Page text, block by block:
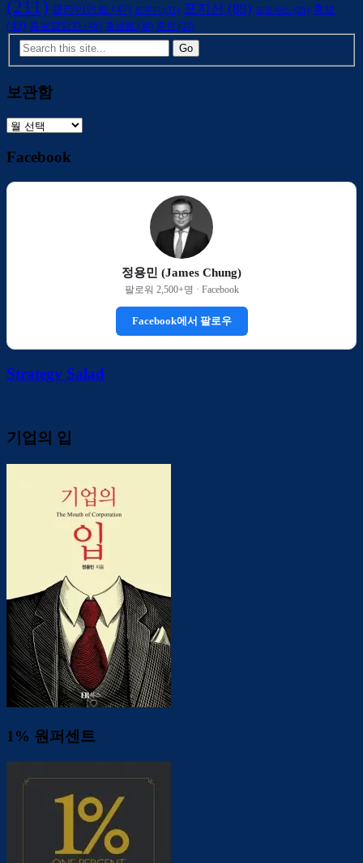
(211) 클라이언트 (47) 트위터 (31) 포지션 (89) 프로세스 (29) 홍보
(49) 홍보담당자 (46) 홍보팀 (36) 훈련 (34)
보관함
보
함
Facebook
정용민 (James Chung)
팔로워 2,500+명 · Facebook
Facebook에서 팔로우
Strategy Salad
기업의 입
1% 원퍼센트